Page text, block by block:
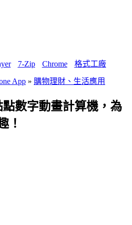
7-Zip Chrome 格式工廠
App » 購物理財、生活應用
數字動畫計算機，為
！